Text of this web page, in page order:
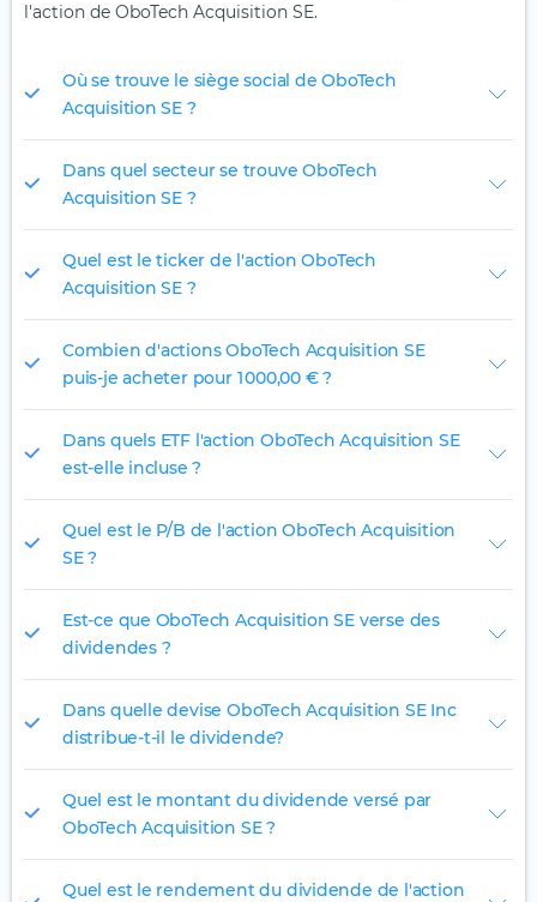
l'action de OboTech Acquisition SE.
Où se trouve le siège social de OboTech
Acquisition SE ?
Dans quel secteur se trouve OboTech
Acquisition SE ?
Quel est le ticker de l'action OboTech
Acquisition SE ?
Combien d'actions OboTech Acquisition SE
puis-je acheter pour 1 000,00 € ?
Dans quels ETF l'action OboTech Acquisition SE
est-elle incluse ?
Quel est le P/B de l'action OboTech Acquisition
SE ?
Est-ce que OboTech Acquisition SE verse des
dividendes ?
Dans quelle devise OboTech Acquisition SE Inc
distribue-t-il le dividende?
Quel est le montant du dividende versé par
OboTech Acquisition SE ?
Quel est le rendement du dividende de l'action